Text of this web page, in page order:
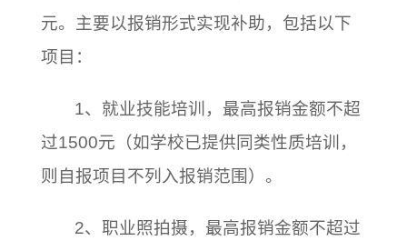
元。主要以报销形式实现补助，包括以下
项目：
1、就业技能培训，最高报销金额不超
过1500元（如学校已提供同类性质培训，
则自报项目不列入报销范围）。
2、职业照拍摄，最高报销金额不超过